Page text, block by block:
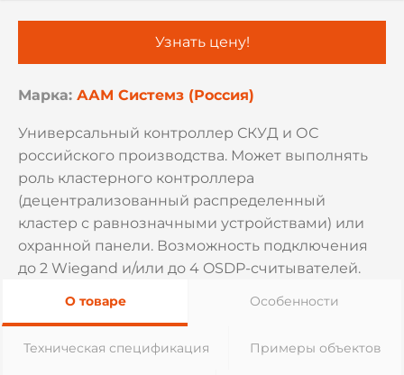
Марка: ААМ Системз (Россия)
Универсальный контроллер СКУД и ОС
российского производства. Может выполнять
роль кластерного контроллера
(децентрализованный распределенный
кластер с равнозначными устройствами) или
охранной панели. Возможность подключения
до 2 Wiegand и/или до 4 OSDP-считывателей.
Узнать цену!
О товаре Особенности
Техническая спецификация Примеры объектов